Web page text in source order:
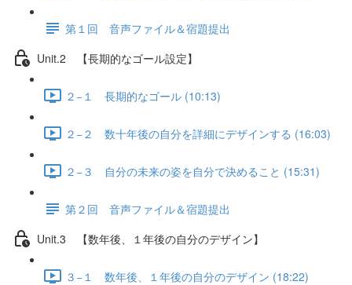
第１回 音声ファイル＆宿題提出
Unit.2 【長期的なゴール設定】
２−１ 長期的なゴール (10:13)
２−２ 数十年後の自分を詳細にデザインする (16:03)
２−３ 自分の未来の姿を自分で決めること (15:31)
第２回 音声ファイル＆宿題提出
Unit.3 【数年後、１年後の自分のデザイン】
３−１ 数年後、１年後の自分のデザイン (18:22)